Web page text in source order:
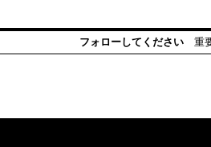
フォローしてください 重